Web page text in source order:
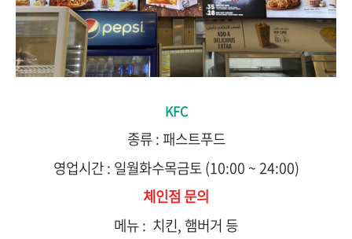
KFC
종류 : 패스트푸드
영업시간 : 일월화수목금토 (10:00 ~ 24:00)
체인점 문의
메뉴 : 치킨, 햄버거 등